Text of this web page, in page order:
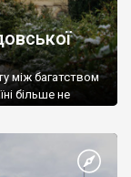
між багатством
більше не